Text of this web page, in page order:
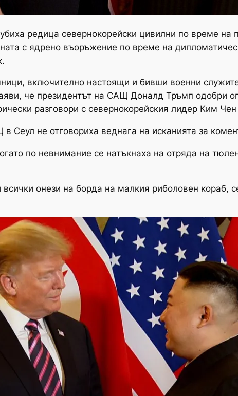
редица севернокорейски цивилни по време на
с ядрено въоръжение по време на
включително настоящи и бивши военни
че президентът на САЩ Доналд Тръмп одобри
разговори с севернокорейския лидер Ким
Сеул не отговориха веднага на исканията за
по невнимание се натъкнаха на отряда на
онези на борда на малкия риболовен кораб,